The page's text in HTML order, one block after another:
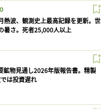
熱波、観測史上最高記録を更新。世
暑さ。死者25,000人以上
鉱物見通し2026年版報告書。精製
は投資遅れ